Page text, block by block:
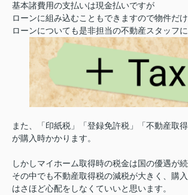
基本諸費用の支払いは現金払いですが
ローンに組み込むこともできますので物件だ
ローンについても是非担当の不動産スタッフ
また、「印紙税」「登録免許税」「不動産取
が購入時かかります。
しかしマイホーム取得時の税金は国の優遇が続
その中でも不動産取得税の減税が大きく、購
はさほど心配をしなくていいと思います。